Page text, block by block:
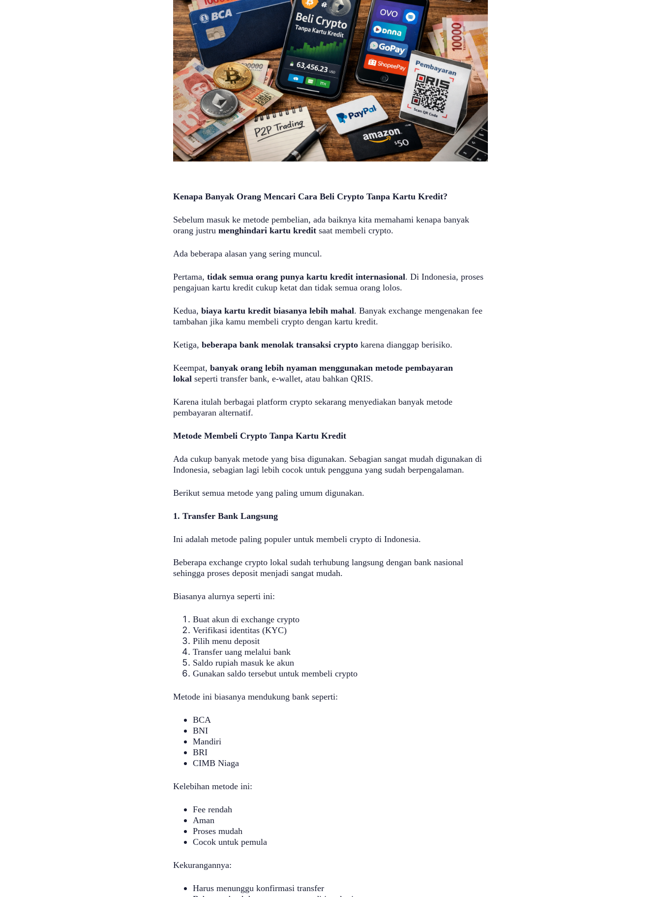
Kenapa Banyak Orang Mencari Cara Beli Crypto Tanpa Kartu Kredit?
Sebelum masuk ke metode pembelian, ada baiknya kita memahami kenapa banyak
orang justru menghindari kartu kredit saat membeli crypto.
Ada beberapa alasan yang sering muncul.
Pertama, tidak semua orang punya kartu kredit internasional. Di Indonesia, proses
pengajuan kartu kredit cukup ketat dan tidak semua orang lolos.
Kedua, biaya kartu kredit biasanya lebih mahal. Banyak exchange mengenakan fee
tambahan jika kamu membeli crypto dengan kartu kredit.
Ketiga, beberapa bank menolak transaksi crypto karena dianggap berisiko.
Keempat, banyak orang lebih nyaman menggunakan metode pembayaran
lokal seperti transfer bank, e-wallet, atau bahkan QRIS.
Karena itulah berbagai platform crypto sekarang menyediakan banyak metode
pembayaran alternatif.
Metode Membeli Crypto Tanpa Kartu Kredit
Ada cukup banyak metode yang bisa digunakan. Sebagian sangat mudah digunakan di
Indonesia, sebagian lagi lebih cocok untuk pengguna yang sudah berpengalaman.
Berikut semua metode yang paling umum digunakan.
1. Transfer Bank Langsung
Ini adalah metode paling populer untuk membeli crypto di Indonesia.
Beberapa exchange crypto lokal sudah terhubung langsung dengan bank nasional
sehingga proses deposit menjadi sangat mudah.
Biasanya alurnya seperti ini:
Buat akun di exchange crypto
Verifikasi identitas (KYC)
Pilih menu deposit
Transfer uang melalui bank
Saldo rupiah masuk ke akun
Gunakan saldo tersebut untuk membeli crypto
Metode ini biasanya mendukung bank seperti:
BCA
BNI
Mandiri
BRI
CIMB Niaga
Kelebihan metode ini:
Fee rendah
Aman
Proses mudah
Cocok untuk pemula
Kekurangannya:
Harus menunggu konfirmasi transfer